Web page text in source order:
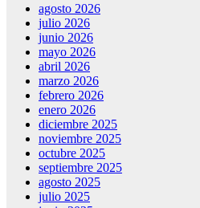
agosto 2026
julio 2026
junio 2026
mayo 2026
abril 2026
marzo 2026
febrero 2026
enero 2026
diciembre 2025
noviembre 2025
octubre 2025
septiembre 2025
agosto 2025
julio 2025